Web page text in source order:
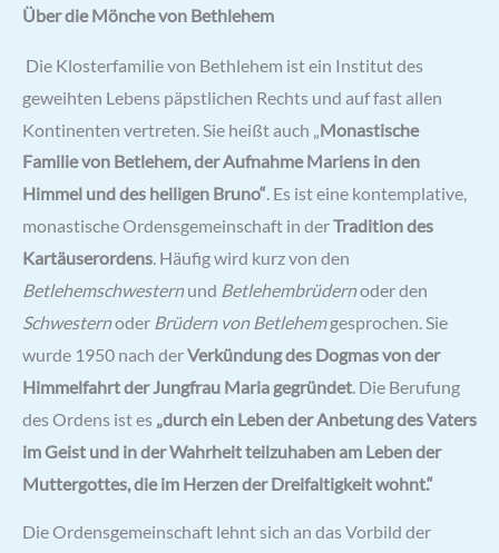
Über die Mönche von Bethlehem
Die Klosterfamilie von Bethlehem ist ein Institut des
geweihten Lebens päpstlichen Rechts und auf fast allen
Kontinenten vertreten. Sie heißt auch „ Monastische
Familie von Betlehem, der Aufnahme Mariens in den
Himmel und des heiligen Bruno“. Es isteine kontemplative,
monastische Ordensgemeinschaft in derTradition des
Kartäuserordens . Häufig wird kurz von den
Betlehemschwesternund Betlehembrüdernoder den
Schwesternoder Brüdern von Betlehemgesprochen. Sie
wurde 1950 nach derVerkündung des Dogmas von der
Himmelfahrt der Jungfrau Maria gegründet . Die Berufung
des Ordens ist es „durch ein Leben der Anbetung des Vaters
im Geist und in der Wahrheit teilzuhaben am Leben der
Muttergottes, die im Herzen der Dreifaltigkeit wohnt.“
Die Ordensgemeinschaft lehnt sich an das Vorbild der